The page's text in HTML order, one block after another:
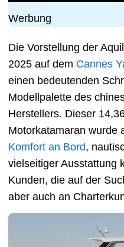
Werbung
Die Vorstellung der
2025 auf dem Cannes
einen bedeutenden
Modellpalette des
Herstellers. Dieser
Motorkatamaran wurde
Komfort an Bord,
vielseitiger Ausstattung
Kunden, die auf der
aber auch an